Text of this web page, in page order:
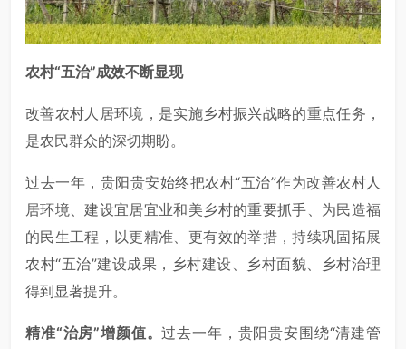
农村“五治”成效不断显现
改善农村人居环境，是实施乡村振兴战略的重点任务，
是农民群众的深切期盼。
过去一年，贵阳贵安始终把农村“五治”作为改善农村人
居环境、建设宜居宜业和美乡村的重要抓手、为民造福
的民生工程，以更精准、更有效的举措，持续巩固拓展
农村“五治”建设成果，乡村建设、乡村面貌、乡村治理
得到显著提升。
精准“治房”增颜值。过去一年，贵阳贵安围绕“清建管